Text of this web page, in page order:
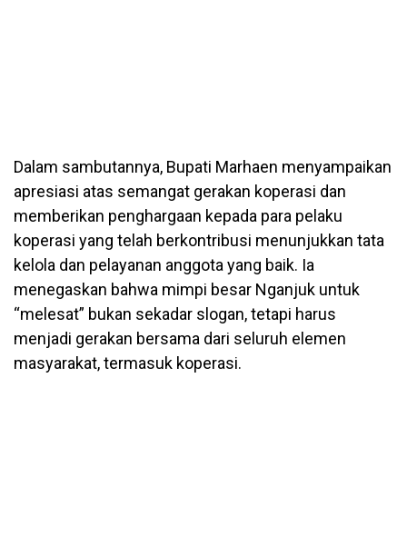
Dalam sambutannya, Bupati Marhaen menyampaikan
apresiasi atas semangat gerakan koperasi dan
memberikan penghargaan kepada para pelaku
koperasi yang telah berkontribusi menunjukkan tata
kelola dan pelayanan anggota yang baik. Ia
menegaskan bahwa mimpi besar Nganjuk untuk
“melesat” bukan sekadar slogan, tetapi harus
menjadi gerakan bersama dari seluruh elemen
masyarakat, termasuk koperasi.